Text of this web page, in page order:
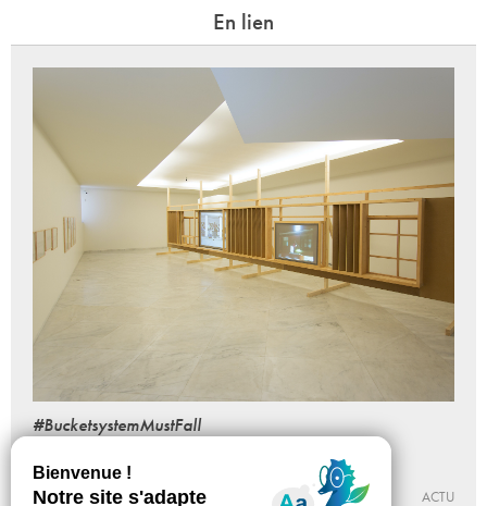
En lien
#BucketsystemMustFall
Du 03 - 07 au 25 - 09 - 2021
CENTRE D’ART YGREC-ENSAPC
ACTU